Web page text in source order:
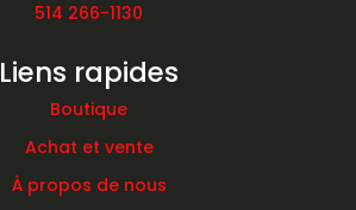
514 266-1130
Liens rapides
Boutique
Achat et vente
À propos de nous